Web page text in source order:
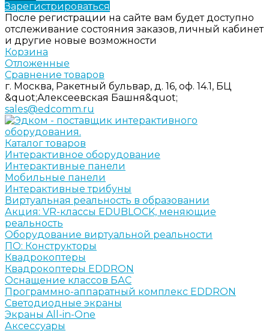
Зарегистрироваться
После регистрации на сайте вам будет доступно
отслеживание состояния заказов, личный кабинет
и другие новые возможности
Корзина
Отложенные
Сравнение товаров
г. Москва, Ракетный бульвар, д. 16, оф. 14.1, БЦ
&quot;Алексеевская Башня&quot;
sales@edcomm.ru
Каталог товаров
Интерактивное оборудование
Интерактивные панели
Мобильные панели
Интерактивные трибуны
Виртуальная реальность в образовании
Акция: VR-классы EDUBLOCK, меняющие
реальность
Оборудование виртуальной реальности
ПО: Конструкторы
Квадрокоптеры
Квадрокоптеры EDDRON
Оснащение классов БАС
Программно-аппаратный комплекс EDDRON
Светодиодные экраны
Экраны All-in-One
Аксессуары